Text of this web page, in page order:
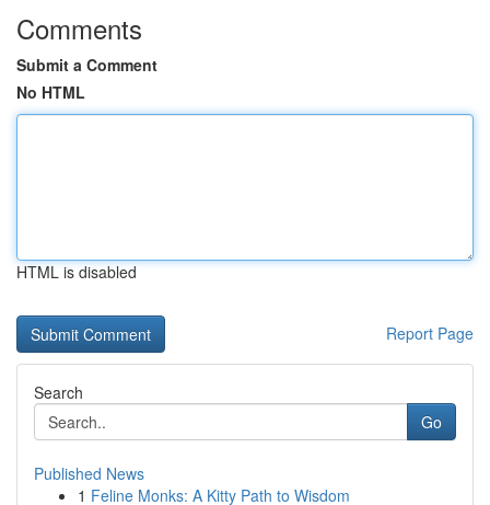
Comments
Submit a Comment
No HTML
HTML is disabled
Report Page
Search
Go
Published News
1 Feline Monks: A Kitty Path to Wisdom